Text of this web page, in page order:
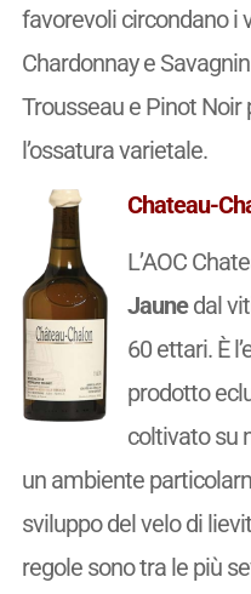
favorevoli circondano i
Chardonnay e
Trousseau e Pinot
l’ossatura varietale.
Chateau-
L’AOC
Jaunedal
60 ettari. È
prodotto
coltivato su
un ambiente
sviluppo del velo di
regole sono tra le più